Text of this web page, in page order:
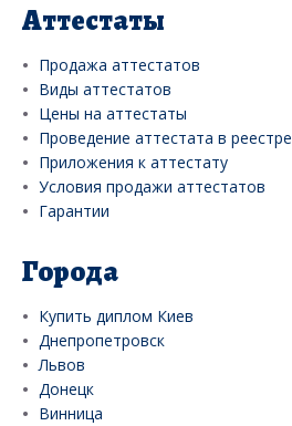
Аттестаты
Продажа аттестатов
Виды аттестатов
Цены на аттестаты
Проведение аттестата в реестре
Приложения к аттестату
Условия продажи аттестатов
Гарантии
Города
Купить диплом Киев
Днепропетровск
Львов
Донецк
Винница